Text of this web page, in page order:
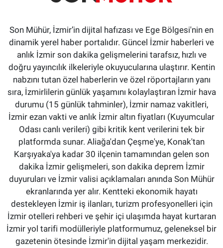
Son Mühür, İzmir’in dijital hafızası ve Ege Bölgesi'nin en
dinamik yerel haber portalıdır. Güncel İzmir haberleri ve
anlık İzmir son dakika gelişmelerini tarafsız, hızlı ve
doğru yayıncılık ilkeleriyle okuyucularına ulaştırır. Kentin
nabzını tutan özel haberlerin ve özel röportajların yanı
sıra, İzmirlilerin günlük yaşamını kolaylaştıran İzmir hava
durumu (15 günlük tahminler), İzmir namaz vakitleri,
İzmir ezan vakti ve anlık İzmir altın fiyatları (Kuyumcular
Odası canlı verileri) gibi kritik kent verilerini tek bir
platformda sunar. Aliağa'dan Çeşme'ye, Konak'tan
Karşıyaka'ya kadar 30 ilçenin tamamından gelen son
dakika İzmir gelişmeleri, son dakika deprem İzmir
duyuruları ve İzmir valisi açıklamaları anında Son Mühür
ekranlarında yer alır. Kentteki ekonomik hayatı
destekleyen İzmir iş ilanları, turizm profesyonelleri için
İzmir otelleri rehberi ve şehir içi ulaşımda hayat kurtaran
İzmir yol tarifi modülleriyle platformumuz, geleneksel bir
gazetenin ötesinde İzmir'in dijital yaşam merkezidir.